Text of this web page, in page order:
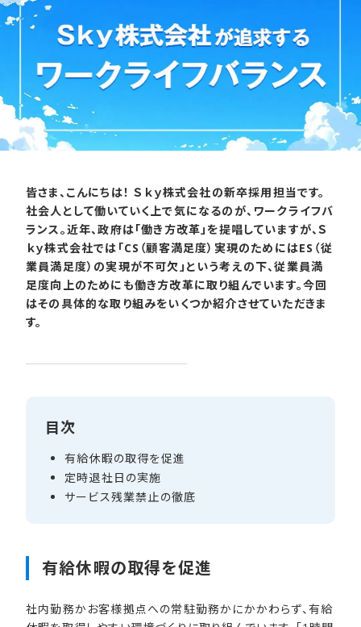
皆さま、こんにちは！ Ｓｋｙ株式会社の新卒採用担当です。
社会人として働いていく上で気になるのが、ワークライフバ
ランス。近年、政府は「働き方改革」を提唱していますが、Ｓ
ｋｙ株式会社では「CS（顧客満足度）実現のためにはES（従
業員満足度）の実現が不可欠」という考えの下、従業員満
足度向上のためにも働き方改革に取り組んでいます。今回
はその具体的な取り組みをいくつか紹介させていただきま
す。
目次
有給休暇の​取得を​促進
定時退社日の​実施
サービス残業禁止の​徹底
有給休暇の​取得を​促進
社内勤務かお客様拠点への常駐勤務かにかかわらず、有給